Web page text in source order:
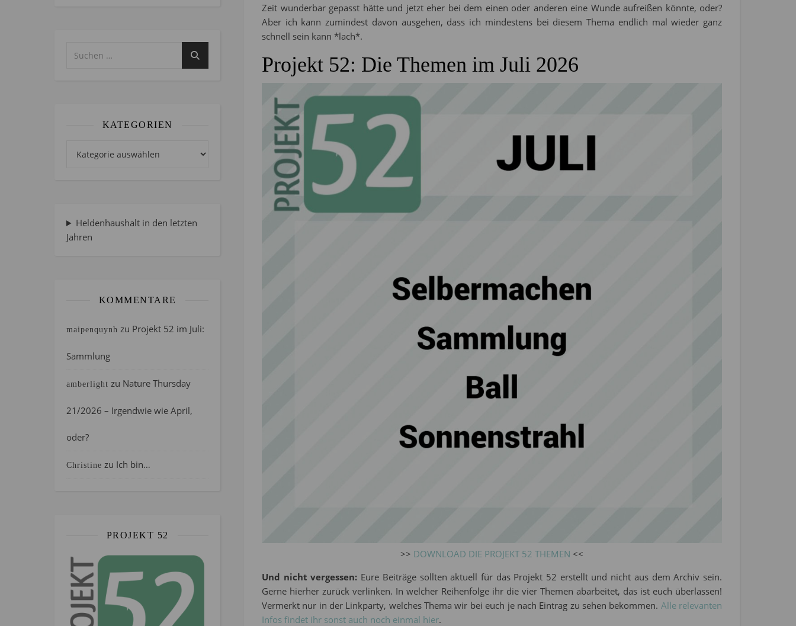
KATEGORIEN
Heldenhaushalt in den letzten
Jahren
KOMMENTARE
maipenquynh zu Projekt 52 im Juli:
Sammlung
amberlight zu Nature Thursday
21/2026 – Irgendwie wie April,
oder?
Christine zu Ich bin…
PROJEKT 52
Zeit wunderbar gepasst hätte und jetzt eher bei dem einen oder anderen eine Wunde aufreißen könnte, oder?
Aber ich kann zumindest davon ausgehen, dass ich mindestens bei diesem Thema endlich mal wieder ganz
schnell sein kann *lach*.
Projekt 52: Die Themen im Juli 2026
>> DOWNLOAD DIE PROJEKT 52 THEMEN <<
Und nicht vergessen: Eure Beiträge sollten aktuell für das Projekt 52 erstellt und nicht aus dem Archiv sein.
Gerne hierher zurück verlinken. In welcher Reihenfolge ihr die vier Themen abarbeitet, das ist euch überlassen!
Vermerkt nur in der Linkparty, welches Thema wir bei euch je nach Eintrag zu sehen bekommen. Alle relevanten
Infos findet ihr sonst auch noch einmal hier.